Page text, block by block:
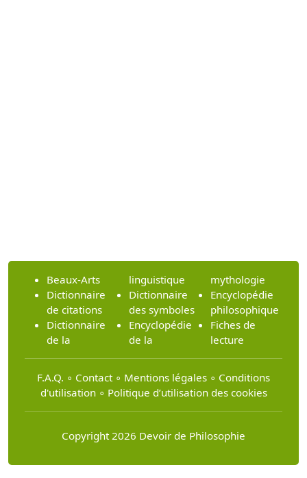
Beaux-Arts
Dictionnaire
de citations
Dictionnaire
de la
linguistique
Dictionnaire
des symboles
Encyclopédie
de la
mythologie
Encyclopédie
philosophique
Fiches de
lecture
F.A.Q. ∘ Contact∘ Mentions légales ∘ Conditions
d'utilisation∘ Politique d’utilisation des cookies
Copyright 2026 Devoir de Philosophie